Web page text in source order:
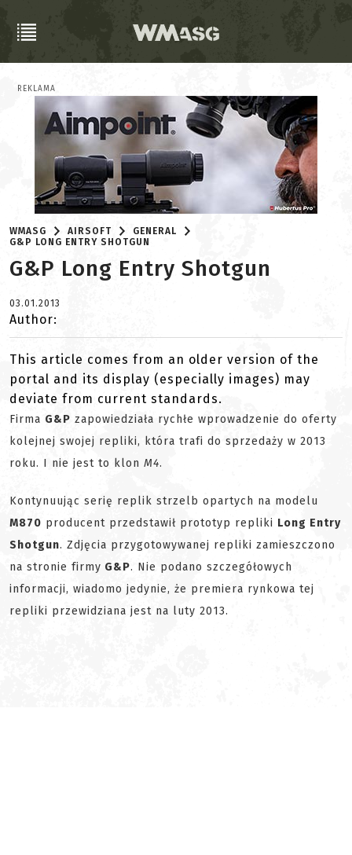
REKLAMA
WMASG AIRSOFT
GENERAL
G&P LONG ENTRY SHOTGUN
G&P Long Entry Shotgun
03.01.2013
Author:
This article comes from an older version of the
portal and its display (especially images) may
deviate from current standards.
Firma G&P zapowiedziała rychłe wprowadzenie do oferty
kolejnej swojej repliki, która trafi do sprzedaży w 2013
roku. I nie jest to klon M4.
Kontynuując serię replik strzelb opartych na modelu
M870 producent przedstawił prototyp repliki Long Entry
Shotgun. Zdjęcia przygotowywanej repliki zamieszczono
na stronie firmy G&P. Nie podano szczegółowych
informacji, wiadomo jedynie, że premiera rynkowa tej
repliki przewidziana jest na luty 2013.